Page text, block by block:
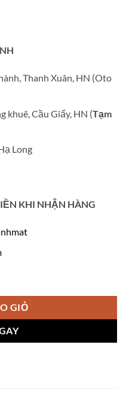
Thanh Xuân, HN (Oto
khuê, Cầu Giấy, HN (Tạm
Long
KHI NHẬN HÀNG
GIỎ